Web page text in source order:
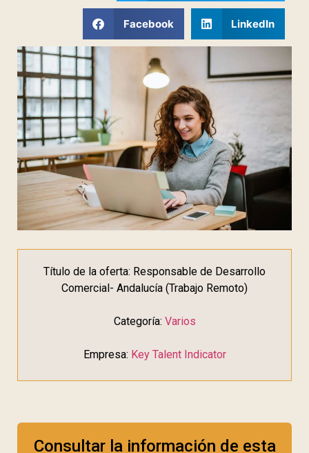
Facebook LinkedIn
Título de la oferta: Responsable de Desarrollo
Comercial- Andalucía (Trabajo Remoto)
Categoría: Varios
Empresa: Key Talent Indicator
Consultar la información de esta